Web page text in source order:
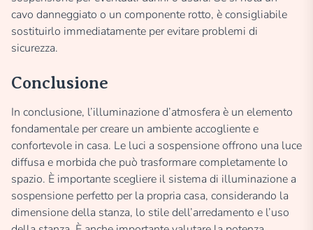
cavo danneggiato o un componente rotto, è consigliabile
sostituirlo immediatamente per evitare problemi di
sicurezza.
Conclusione
In conclusione, l’illuminazione d’atmosfera è un elemento
fondamentale per creare un ambiente accogliente e
confortevole in casa. Le luci a sospensione offrono una luce
diffusa e morbida che può trasformare completamente lo
spazio. È importante scegliere il sistema di illuminazione a
sospensione perfetto per la propria casa, considerando la
dimensione della stanza, lo stile dell’arredamento e l’uso